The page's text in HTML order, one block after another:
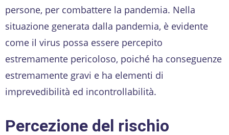
persone, per combattere la pandemia. Nella
situazione generata dalla pandemia, è evidente
come il virus possa essere percepito
estremamente pericoloso, poiché ha conseguenze
estremamente gravi e ha elementi di
imprevedibilità ed incontrollabilità.
Percezione del rischio